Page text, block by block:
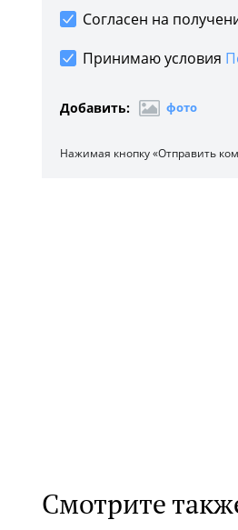
Согласен на
Принимаю условия
Добавить: фото
Нажимая кнопку «Отправить
Смотрите